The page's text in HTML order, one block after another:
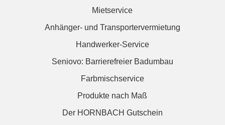
Mietservice
Anhänger- und Transportervermietung
Handwerker-Service
Seniovo: Barrierefreier Badumbau
Farbmischservice
Produkte nach Maß
Der HORNBACH Gutschein